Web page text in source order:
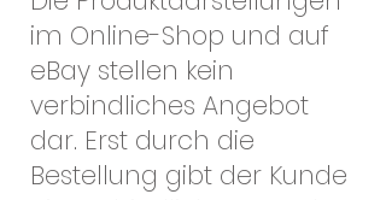
im Online-Shop und auf
eBay stellen kein
verbindliches Angebot
dar. Erst durch die
Bestellung gibt der Kunde